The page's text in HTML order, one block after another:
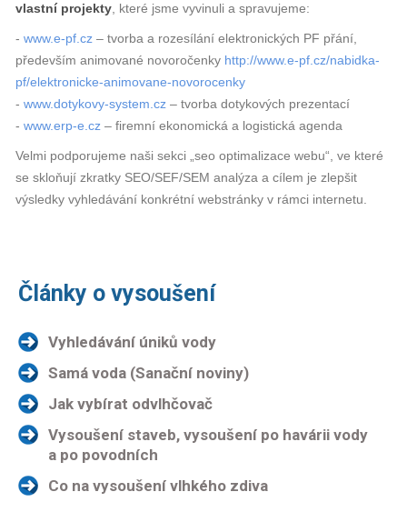
vlastní projekty , které jsme vyvinuli a spravujeme:
- www.e-pf.cz – tvorba a rozesílání elektronických PF přání,
především animované novoročenky http://www.e-pf.cz/nabidka-
pf/elektronicke-animovane-novorocenky
- www.dotykovy-system.cz – tvorba dotykových prezentací
- www.erp-e.cz – firemní ekonomická a logistická agenda
Velmi podporujeme naši sekci „seo optimalizace webu“, ve které
se skloňují zkratky SEO/SEF/SEM analýza a cílem je zlepšit
výsledky vyhledávání konkrétní webstránky v rámci internetu.
Články o vysoušení
Vyhledávání úniků vody
Samá voda (Sanační noviny)
Jak vybírat odvlhčovač
Vysoušení staveb, vysoušení po havárii vody
a po povodních
Co na vysoušení vlhkého zdiva